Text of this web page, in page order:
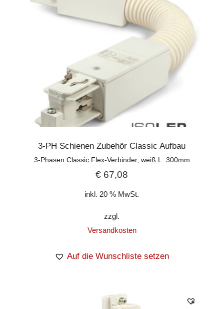
3-PH Schienen Zubehör Classic Aufbau
3-Phasen Classic Flex-Verbinder, weiß L: 300mm
€ 67,08
inkl. 20 % MwSt.
zzgl.
Versandkosten
Auf die Wunschliste setzen